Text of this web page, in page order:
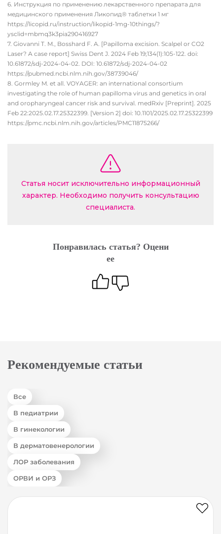
Инструкция по применению лекарственного препарата для
медицинского применения Ликопид® таблетки 1 мг
https://licopid.ru/instruction/likopid-1mg-10things/?
ysclid=mbmq3k3pia290416927
Giovanni T. M., Bosshard F. A. [Papilloma excision. Scalpel or CO2
Laser? A case report] Swiss Dent J. 2024 Feb 19;134(1):105-122. doi:
10.61872/sdj-2024-04-02. DOI: 10.61872/sdj-2024-04-02
https://pubmed.ncbi.nlm.nih.gov/38739046/
Gormley M. et all. VOYAGER: an international consortium
investigating the role of human papilloma virus and genetics in oral
and oropharyngeal cancer risk and survival. medRxiv [Preprint]. 2025
Feb 22:2025.02.17.25322399. [Version 2] doi: 10.1101/2025.02.17.25322399
https://pmc.ncbi.nlm.nih.gov/articles/PMC11875266/
Статья носит исключительно информационный
характер. Необходимо получить консультацию
специалиста.
Понравилась статья? Оцени
ее
Рекомендуемые статьи
Все
В педиатрии
В гинекологии
В дерматовенерологии
ЛОР заболевания
ОРВИ и ОРЗ